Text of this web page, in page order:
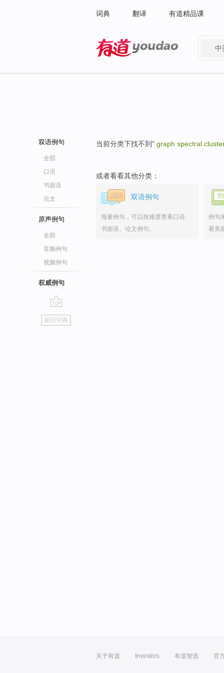
词典 翻译 有道精品课
中
双语例句
全部
口语
书面语
论文
原声例句
全部
音频例句
视频例句
权威例句
go
top
返回词典
当前分类下找不到" graph spectral
或者看看其他分类：
双语例句
海量例句，可以按难度查看口语、
书面语、论文例句。
例句
看美
关于有道 Investors 有道智选 官